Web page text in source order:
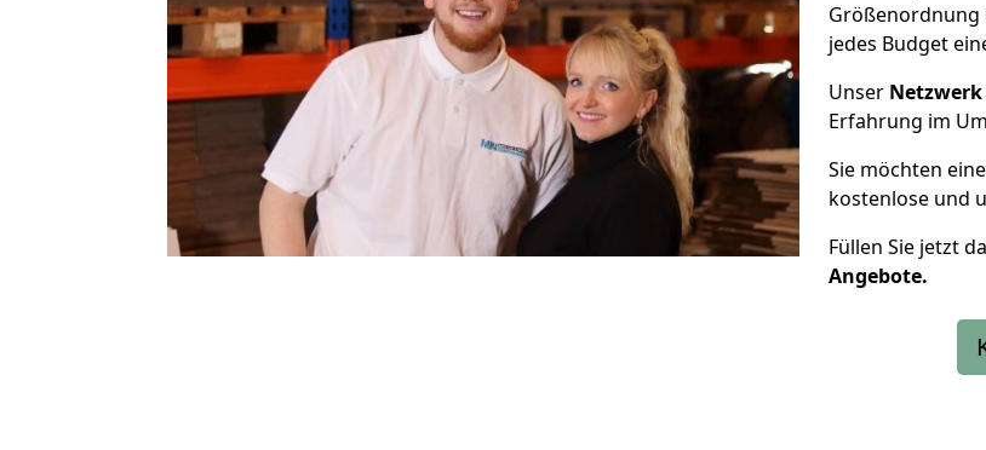
jedes Budget
Unser Netzwerk
Erfahrung im
Sie möchten eine
kostenlose und
Füllen Sie jetzt
Angebote.